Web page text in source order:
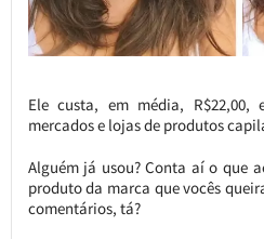
Ele custa, em média,
mercados e lojas de produtos
Alguém já usou? Conta aí o que
produto da marca que vocês
comentários, tá?